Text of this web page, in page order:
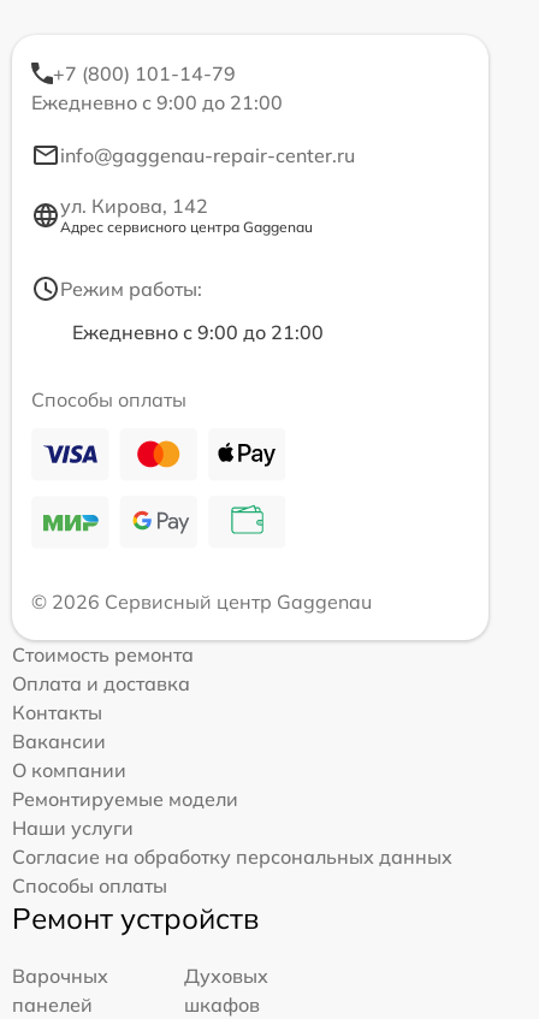
+7 (800) 101-14-79
Ежедневно с 9:00 до 21:00
info@gaggenau-repair-center.ru
ул. Кирова, 142
Адрес сервисного центра Gaggenau
Режим работы:
Ежедневно с 9:00 до 21:00
Способы оплаты
© 2026 Сервисный центр Gaggenau
Стоимость ремонта
Оплата и доставка
Контакты
Вакансии
О компании
Ремонтируемые модели
Наши услуги
Согласие на обработку персональных данных
Способы оплаты
Ремонт устройств
Варочных
панелей
Духовых
шкафов